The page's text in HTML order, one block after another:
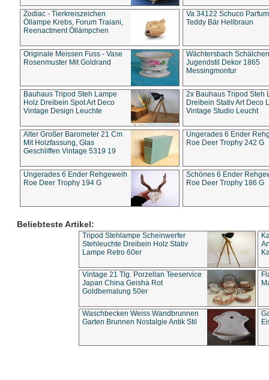
Zodiac - Tierkreiszeichen
Öllampe Krebs, Forum Traiani,
Reenactment Öllämpchen
Va 34122 Schuco
Teddy Bär Hellbraun
Originale Meissen Fuss - Vase
Rosenmuster Mit Goldrand
Wächtersbach Schälchen
Jugendstil Dekor 1865
Messingmontur
Bauhaus Tripod Steh Lampe
Holz Dreibein Spot Art Deco
Vintage Design Leuchte
2x Bauhaus Tripod Steh
Dreibein Stativ Art Deco
Vintage Studio Leucht
Alter Großer Barometer 21 Cm
Mit Holzfassung, Glas
Geschliffen Vintage 5319 19
Ungerades 6 Ender
Roe Deer Trophy 242 G
Ungerades 6 Ender Rehgeweih
Roe Deer Trophy 194 G
Schönes 6 Ender
Roe Deer Trophy 186 G
Beliebteste Artikel:
Tripod Stehlampe Scheinwerfer
Stehleuchte Dreibein Holz Stativ
Lampe Retro 60er
Vintage 21 Tlg. Porzellan Teeservice
Japan China Geisha Rot
Goldbemalung 50er
Waschbecken Weiss Wandbrunnen
Garten Brunnen Nostalgie Antik Stil